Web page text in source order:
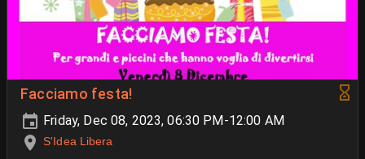
Facciamo festa!
Friday, Dec 08, 2023, 06:30 PM-12:00 AM
S'Idea Libera